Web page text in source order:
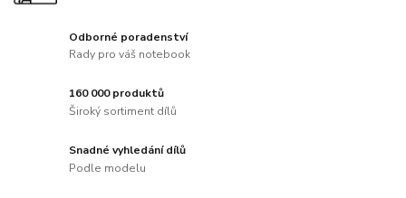
Odborné poradenství
Rady pro váš notebook
160 000 produktů
Široký sortiment dílů
Snadné vyhledání dílů
Podle modelu